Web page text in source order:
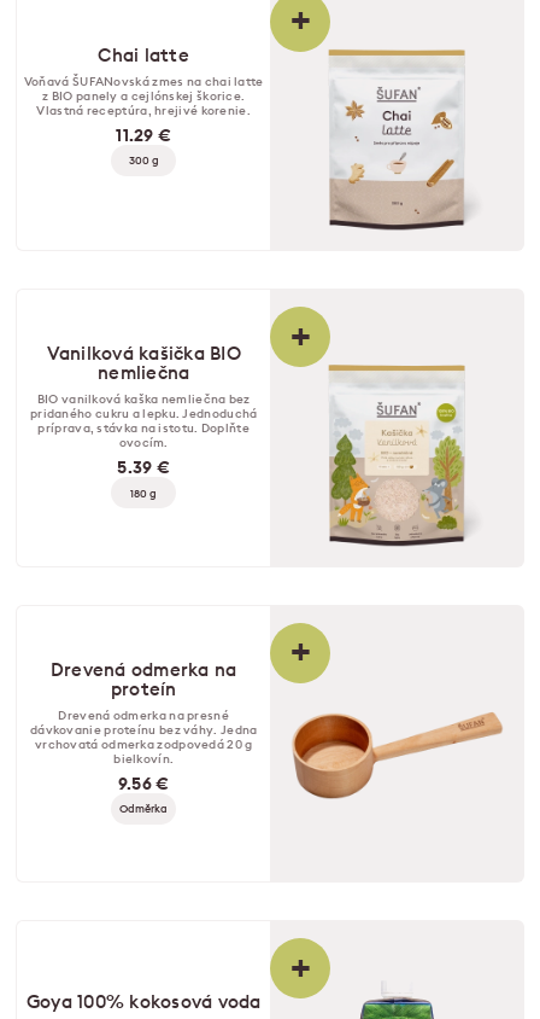
+
Chai latte
Voňavá ŠUFANovská zmes na chai latte
z BIO panely a cejlónskej škorice.
Vlastná receptúra, hrejivé korenie.
11.29 €
300 g
+
Vanilková kašička BIO
nemliečna
BIO vanilková kaška nemliečna bez
pridaného cukru a lepku. Jednoduchá
príprava, stávka na istotu. Doplňte
ovocím.
5.39 €
180 g
+
Drevená odmerka na
proteín
Drevená odmerka na presné
dávkovanie proteínu bez váhy. Jedna
vrchovatá odmerka zodpovedá 20 g
bielkovín.
9.56 €
Odměrka
+
Goya 100% kokosová voda